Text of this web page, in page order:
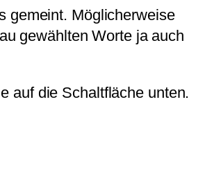
gemeint. Möglicherweise
gewählten Worte ja auch
auf die Schaltfläche unten.